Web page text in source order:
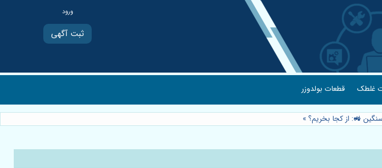
ثبت آگهی
غلطک قطعات بولدوزر
🚜: از کجا بخریم؟»